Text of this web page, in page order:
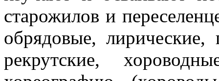
старожилов и
обрядовые,
рекрутские,